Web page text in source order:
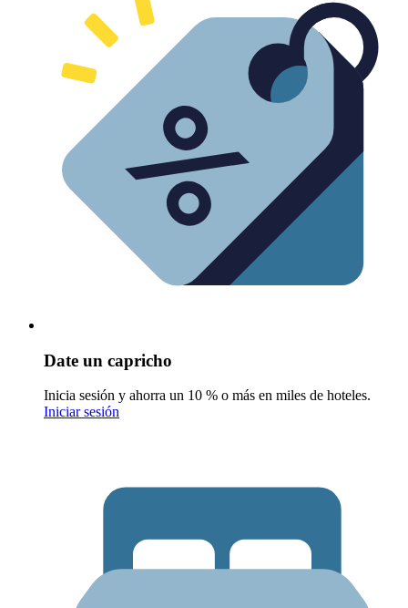
Date un capricho
Inicia sesión y ahorra un 10 % o más en miles de hoteles.
Iniciar sesión